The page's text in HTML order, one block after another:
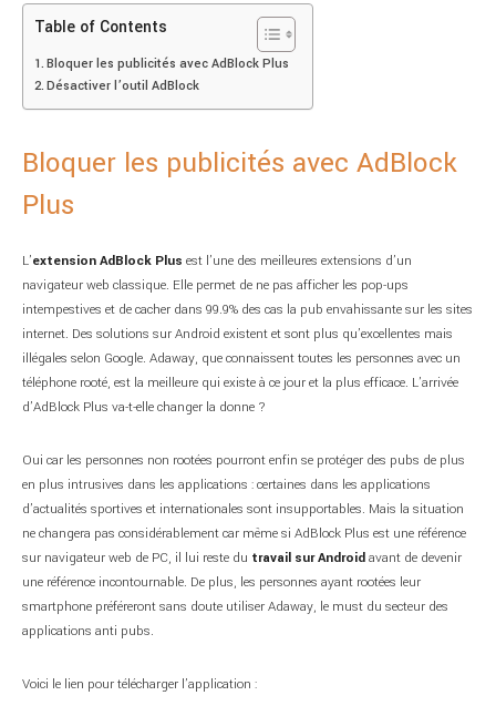
Table of Contents
Bloquer les publicités avec AdBlock Plus
Désactiver l’outil AdBlock
Bloquer les publicités avec AdBlock
Plus
L’extension AdBlock Plus est l’une des meilleures extensions d’un
navigateur web classique. Elle permet de ne pas afficher les pop-ups
intempestives et de cacher dans 99.9% des cas la pub envahissante sur les sites
internet. Des solutions sur Android existent et sont plus qu’excellentes mais
illégales selon Google. Adaway, que connaissent toutes les personnes avec un
téléphone rooté, est la meilleure qui existe à ce jour et la plus efficace. L’arrivée
d’AdBlock Plus va-t-elle changer la donne ?
Oui car les personnes non rootées pourront enfin se protéger des pubs de plus
en plus intrusives dans les applications : certaines dans les applications
d’actualités sportives et internationales sont insupportables. Mais la situation
ne changera pas considérablement car même si AdBlock Plus est une référence
sur navigateur web de PC, il lui reste du travail sur Androidavant de devenir
une référence incontournable. De plus, les personnes ayant rootées leur
smartphone préféreront sans doute utiliser Adaway, le must du secteur des
applications anti pubs.
Voici le lien pour télécharger l’application :